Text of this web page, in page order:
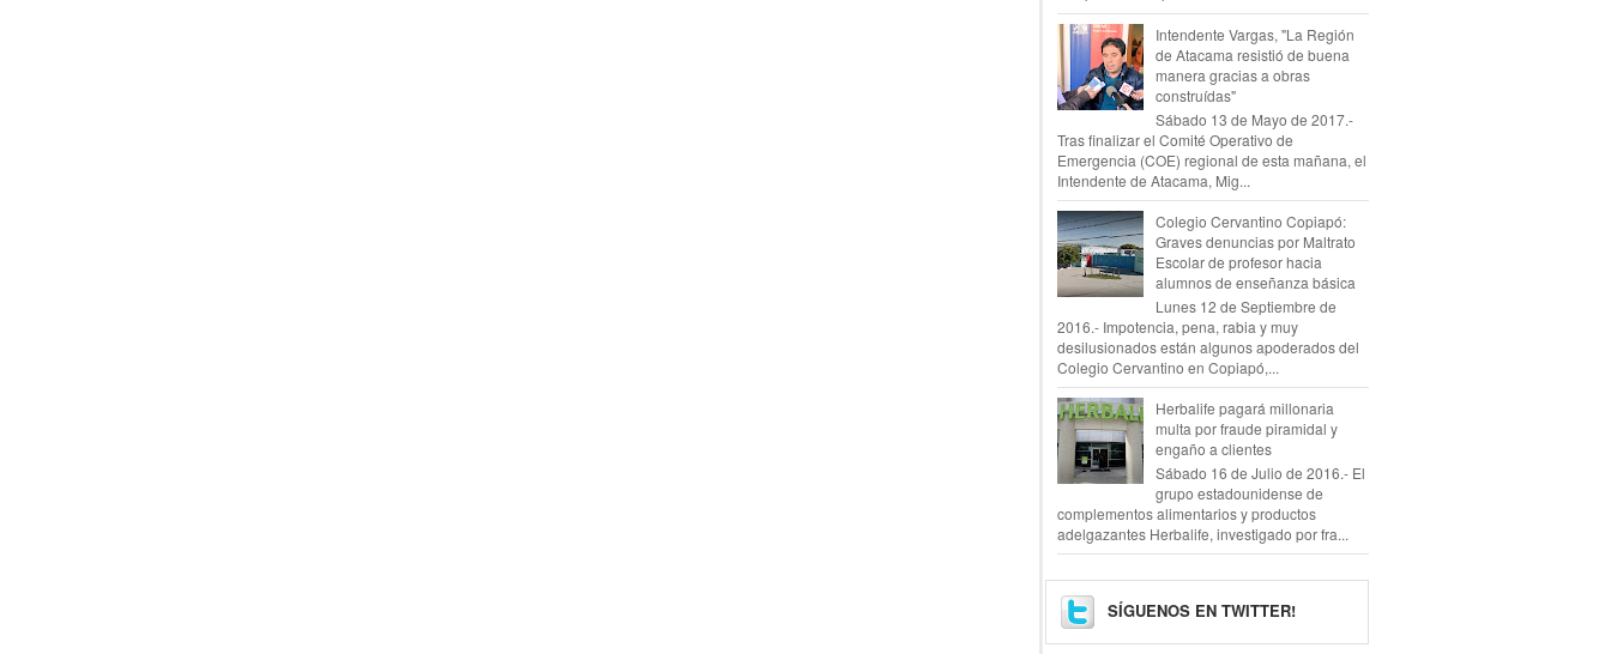
Intendente Vargas, "La Región
de Atacama resistió de buena
manera gracias a obras
construídas"
Sábado 13 de Mayo de 2017.-
Tras finalizar el Comité Operativo de
Emergencia (COE) regional de esta mañana, el
Intendente de Atacama, Mig...
Colegio Cervantino Copiapó:
Graves denuncias por Maltrato
Escolar de profesor hacia
alumnos de enseñanza básica
Lunes 12 de Septiembre de
2016.- Impotencia, pena, rabia y muy
desilusionados están algunos apoderados del
Colegio Cervantino en Copiapó,...
Herbalife pagará millonaria
multa por fraude piramidal y
engaño a clientes
Sábado 16 de Julio de 2016.- El
grupo estadounidense de
complementos alimentarios y productos
adelgazantes Herbalife, investigado por fra...
SÍGUENOS EN TWITTER!